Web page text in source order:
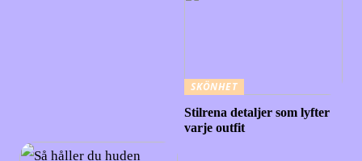
SKÖNHET
Stilrena detaljer som lyfter
varje outfit